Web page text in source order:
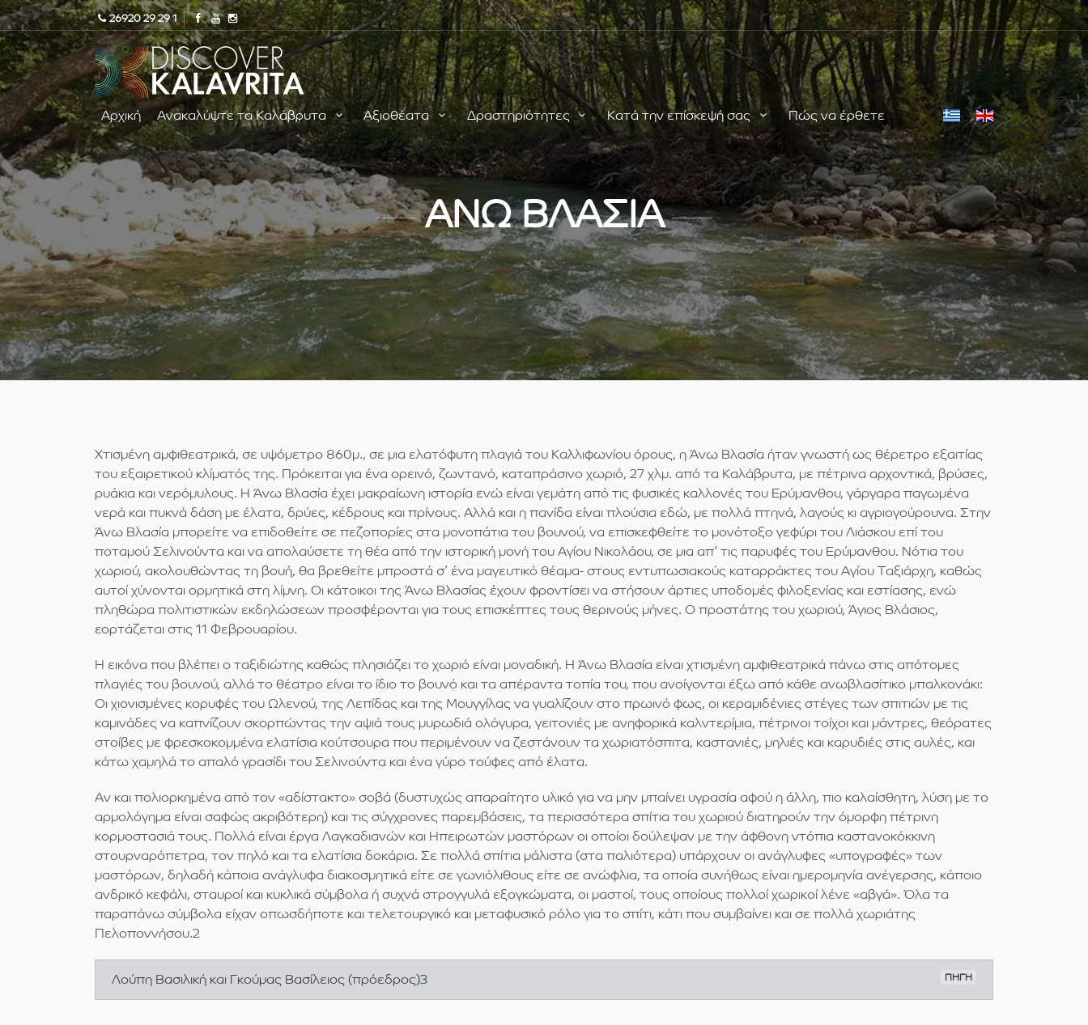
26920 29 29 1
Αρχική Ανακαλύψτε τα Καλάβρυτα Αξιοθέατα Δραστηριότητες Κατά την επίσκεψή σας Πώς να έρθετε
ΑΝΩ ΒΛΑΣΙΑ
Χτισμένη αμφιθεατρικά, σε υψόμετρο 860μ., σε μια ελατόφυτη πλαγιά του Καλλιφωνίου όρους, η Άνω Βλασία ήταν γνωστή ως θέρετρο εξαιτίας
του εξαιρετικού κλίματός της. Πρόκειται για ένα ορεινό, ζωντανό, καταπράσινο χωριό, 27 χλμ. από τα Καλάβρυτα, με πέτρινα αρχοντικά, βρύσες,
ρυάκια και νερόμυλους. Η Άνω Βλασία έχει μακραίωνη ιστορία ενώ είναι γεμάτη από τις φυσικές καλλονές του Ερύμανθου, γάργαρα παγωμένα
νερά και πυκνά δάση με έλατα, δρύες, κέδρους και πρίνους. Αλλά και η πανίδα είναι πλούσια εδώ, με πολλά πτηνά, λαγούς κι αγριογούρουνα. Στην
Άνω Βλασία μπορείτε να επιδοθείτε σε πεζοπορίες στα μονοπάτια του βουνού, να επισκεφθείτε το μονότοξο γεφύρι του Λιάσκου επί του
ποταμού Σελινούντα και να απολαύσετε τη θέα από την ιστορική μονή του Αγίου Νικολάου, σε μια απ’ τις παρυφές του Ερύμανθου. Νότια του
χωριού, ακολουθώντας τη βουή, θα βρεθείτε μπροστά σ’ ένα μαγευτικό θέαμα- στους εντυπωσιακούς καταρράκτες του Αγίου Ταξιάρχη, καθώς
αυτοί χύνονται ορμητικά στη λίμνη. Οι κάτοικοι της Άνω Βλασίας έχουν φροντίσει να στήσουν άρτιες υποδομές φιλοξενίας και εστίασης, ενώ
πληθώρα πολιτιστικών εκδηλώσεων προσφέρονται για τους επισκέπτες τους θερινούς μήνες. Ο προστάτης του χωριού, Άγιος Βλάσιος,
εορτάζεται στις 11 Φεβρουαρίου.
Η εικόνα που βλέπει ο ταξιδιώτης καθώς πλησιάζει το χωριό είναι μοναδική. Η Άνω Βλασία είναι χτισμένη αμφιθεατρικά πάνω στις απότομες
πλαγιές του βουνού, αλλά το θέατρο είναι το ίδιο το βουνό και τα απέραντα τοπία του, που ανοίγονται έξω από κάθε ανωβλασίτικο μπαλκονάκι:
Οι χιονισμένες κορυφές του Ωλενού, της Λεπίδας και της Μουγγίλας να γυαλίζουν στο πρωινό φως, οι κεραμιδένιες στέγες των σπιτιών με τις
καμινάδες να καπνίζουν σκορπώντας την αψιά τους μυρωδιά ολόγυρα, γειτονιές με ανηφορικά καλντερίμια, πέτρινοι τοίχοι και μάντρες, θεόρατες
στοίβες με φρεσκοκομμένα ελατίσια κούτσουρα που περιμένουν να ζεστάνουν τα χωριατόσπιτα, καστανιές, μηλιές και καρυδιές στις αυλές, και
κάτω χαμηλά το απαλό γρασίδι του Σελινούντα και ένα γύρο τούφες από έλατα.
Αν και πολιορκημένα από τον «αδίστακτο» σοβά (δυστυχώς απαραίτητο υλικό για να μην μπαίνει υγρασία αφού η άλλη, πιο καλαίσθητη, λύση με το
αρμολόγημα είναι σαφώς ακριβότερη) και τις σύγχρονες παρεμβάσεις, τα περισσότερα σπίτια του χωριού διατηρούν την όμορφη πέτρινη
κορμοστασιά τους. Πολλά είναι έργα Λαγκαδιανών και Ηπειρωτών μαστόρων οι οποίοι δούλεψαν με την άφθονη ντόπια καστανοκόκκινη
στουρναρόπετρα, τον πηλό και τα ελατίσια δοκάρια. Σε πολλά σπίτια μάλιστα (στα παλιότερα) υπάρχουν οι ανάγλυφες «υπογραφές» των
μαστόρων, δηλαδή κάποια ανάγλυφα διακοσμητικά είτε σε γωνιόλιθους είτε σε ανώφλια, τα οποία συνήθως είναι ημερομηνία ανέγερσης, κάποιο
ανδρικό κεφάλι, σταυροί και κυκλικά σύμβολα ή συχνά στρογγυλά εξογκώματα, οι μαστοί, τους οποίους πολλοί χωρικοί λένε «αβγά». Όλα τα
παραπάνω σύμβολα είχαν οπωσδήποτε και τελετουργικό και μεταφυσικό ρόλο για το σπίτι, κάτι που συμβαίνει και σε πολλά χωριάτης
Πελοποννήσου.2
ΠΗΓΗ
Λούπη Βασιλική και Γκούμας Βασίλειος (πρόεδρος)3